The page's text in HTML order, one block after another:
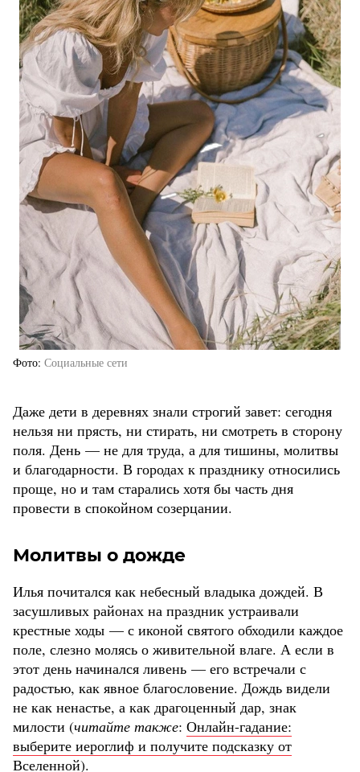
Фото Социальные сети
Даже дети в деревнях знали строгий завет: сегодня
нельзя ни прясть, ни стирать, ни смотреть в сторону
поля. День — не для труда, а для тишины, молитвы
и благодарности. В городах к празднику относились
проще, но и там старались хотя бы часть дня
провести в спокойном созерцании.
Молитвы о дожде
Илья почитался как небесный владыка дождей. В
засушливых районах на праздник устраивали
крестные ходы — с иконой святого обходили каждое
поле, слезно молясь о живительной влаге. А если в
этот день начинался ливень — его встречали с
радостью, как явное благословение. Дождь видели
не как ненастье, а как драгоценный дар, знак
милости (читайте также: Онлайн-гадание:
выберите иероглиф и получите подсказку от
Вселенной).